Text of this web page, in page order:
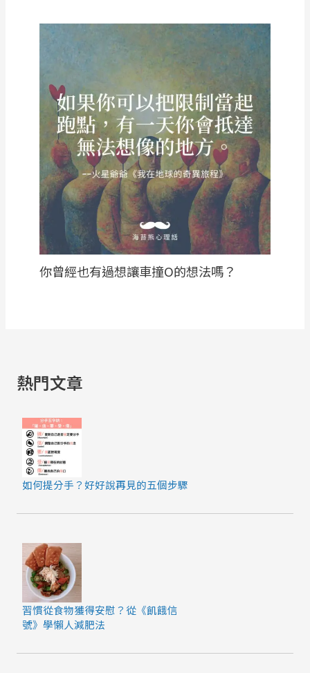
你曾經也有過想讓車撞O的想法嗎？
熱門文章
如何提分手？好好說再見的五個步驟
習慣從食物獲得安慰？從《飢餓信
號》學懶人減肥法